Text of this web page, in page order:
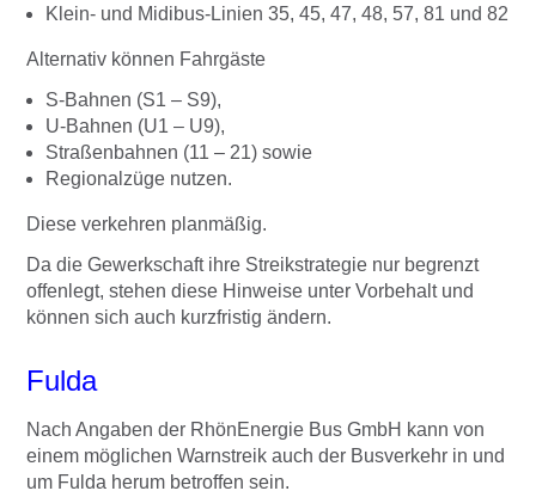
Klein- und Midibus-Linien 35, 45, 47, 48, 57, 81 und 82
Alternativ können Fahrgäste
S-Bahnen (S1 – S9),
U-Bahnen (U1 – U9),
Straßenbahnen (11 – 21) sowie
Regionalzüge nutzen.
Diese verkehren planmäßig.
Da die Gewerkschaft ihre Streikstrategie nur begrenzt
offenlegt, stehen diese Hinweise unter Vorbehalt und
können sich auch kurzfristig ändern.
Fulda
Nach Angaben der RhönEnergie Bus GmbH kann von
einem möglichen Warnstreik auch der Busverkehr in und
um Fulda herum betroffen sein.